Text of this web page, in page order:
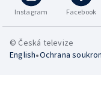
Instagram Facebook
© Česká televize
English•Ochrana